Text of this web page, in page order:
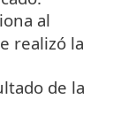
al
realizó la
de la